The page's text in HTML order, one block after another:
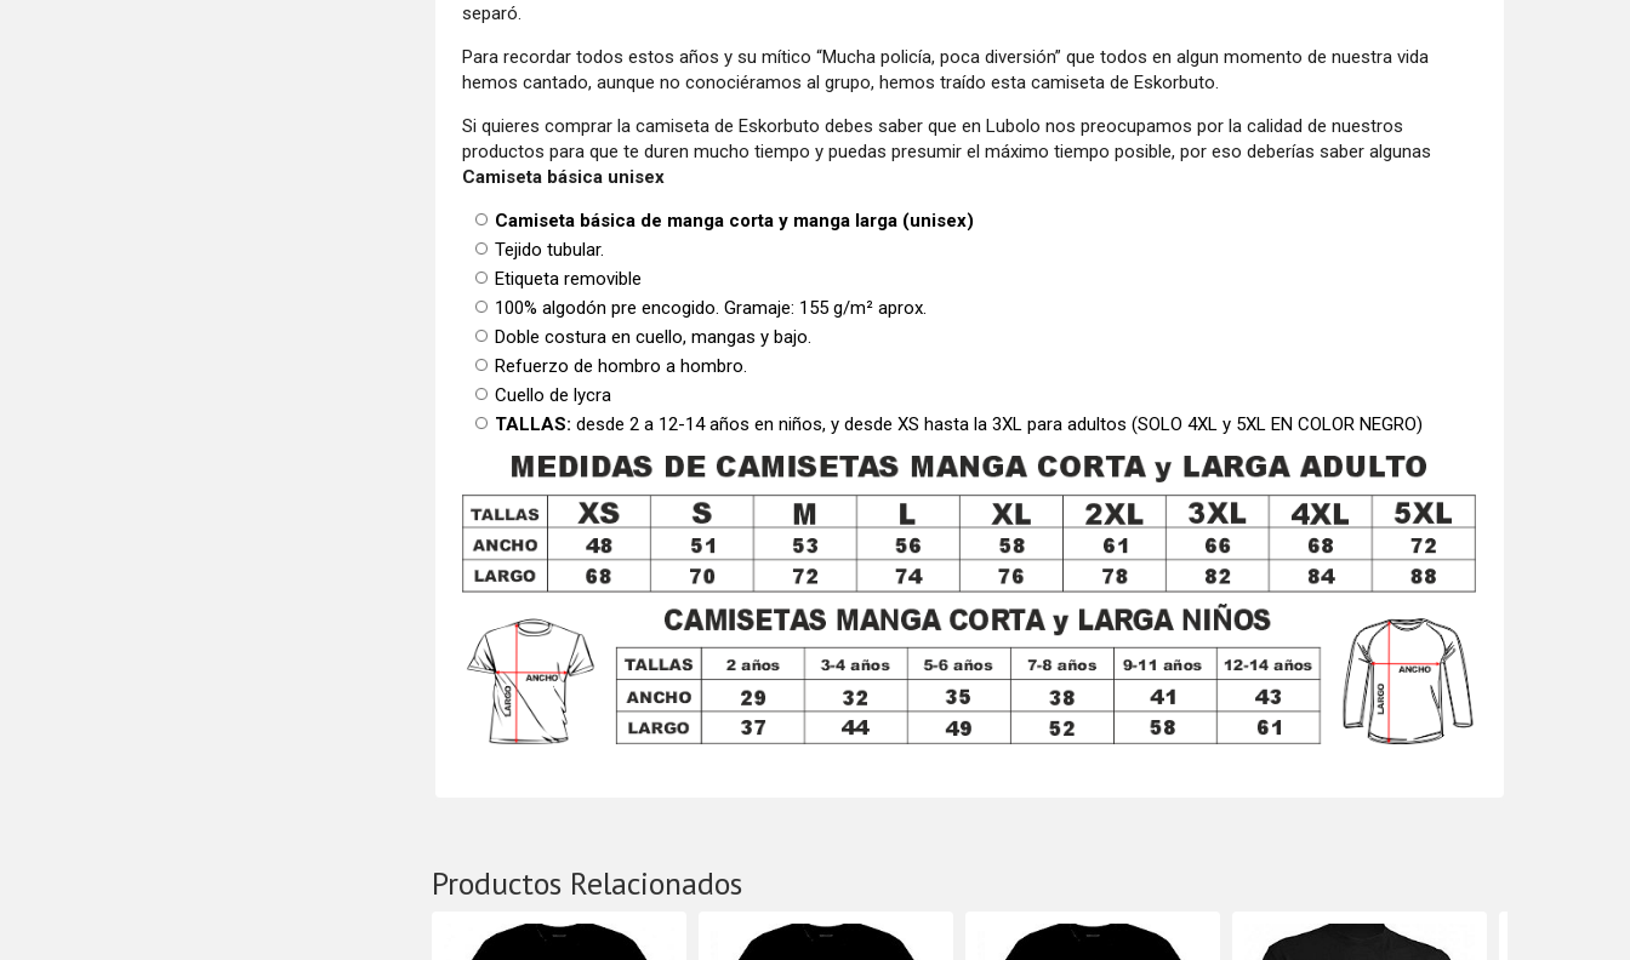
separó.
Para recordar todos estos años y su mítico “Mucha policía, poca diversión” que todos en algun momento de nuestra vida
hemos cantado, aunque no conociéramos al grupo, hemos traído esta camiseta de Eskorbuto.
Si quieres comprar la camiseta de Eskorbuto debes saber que en Lubolo nos preocupamos por la calidad de nuestros
productos para que te duren mucho tiempo y puedas presumir el máximo tiempo posible, por eso deberías saber algunas
Camiseta básica unisex
Camiseta básica de manga corta y manga larga (unisex)
Tejido tubular.
Etiqueta removible
100% algodón pre encogido. Gramaje: 155 g/m² aprox.
Doble costura en cuello, mangas y bajo.
Refuerzo de hombro a hombro.
Cuello de lycra
TALLAS: desde 2 a 12-14 años en niños, y desde XS hasta la 3XL para adultos (SOLO 4XL y 5XL EN COLOR NEGRO)
Productos Relacionados